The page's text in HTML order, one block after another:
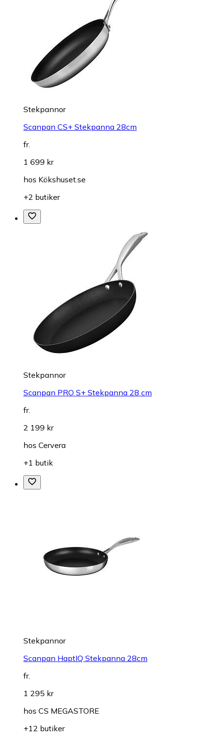
Stekpannor
Scanpan CS+ Stekpanna 28cm
fr.
1 699 kr
hos Kökshuset.se
+2 butiker
Stekpannor
Scanpan PRO S+ Stekpanna 28 cm
fr.
2 199 kr
hos Cervera
+1 butik
Stekpannor
Scanpan HaptIQ Stekpanna 28cm
fr.
1 295 kr
hos CS MEGASTORE
+12 butiker